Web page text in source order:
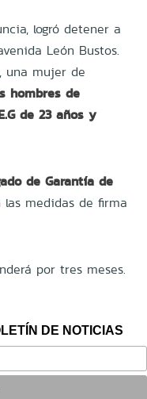
logró detener a
León Bustos.
una mujer de
hombres de
de 23 años y
de Garantía de
las medidas de firma
por tres meses.
DE NOTICIAS